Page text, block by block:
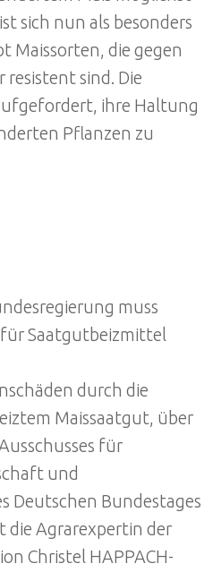
sich nun als besonders
Maissorten, die gegen
sind. Die
ihre Haltung
Pflanzen zu
muss
Saatgutbeizmittel
durch die
Maissaatgut, über
für
und
Deutschen Bundestages
die Agrarexpertin der
Christel HAPPACH-